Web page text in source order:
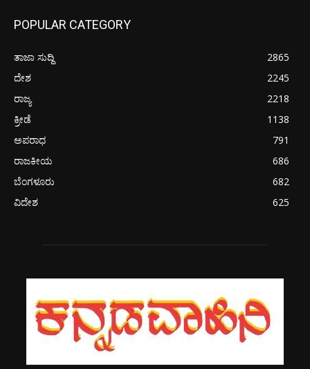
POPULAR CATEGORY
ತಾಜಾ ಸುದ್ದಿ
2865
ದೇಶ
2245
ರಾಜ್ಯ
2218
ಕ್ರೀಡೆ
1138
ಅಪರಾಧ
791
ರಾಜಕೀಯ
686
ಬೆಂಗಳೂರು
682
ವಿದೇಶ
625